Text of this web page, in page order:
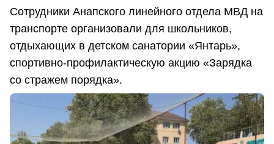
Сотрудники Анапского линейного отдела МВД на
транспорте организовали для школьников,
отдыхающих в детском санатории «Янтарь»,
спортивно-профилактическую акцию «Зарядка
со стражем порядка».